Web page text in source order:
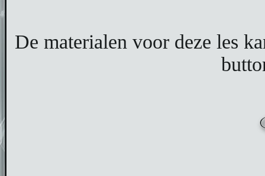
De materialen voor deze les